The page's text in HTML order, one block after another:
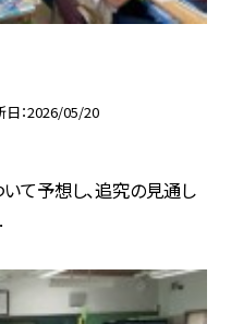
日 2026/05/20
て予想し、追究の見通し